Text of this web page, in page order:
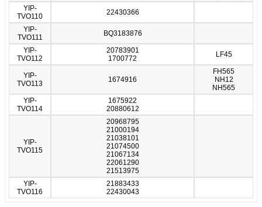
YIP-
TVO110
22430366
YIP-
TVO111
BQ3183876
YIP-
TVO112
20783901
1700772
LF45
YIP-
TVO113
1674916
FH565
NH12
NH565
YIP-
TVO114
1675922
20880612
YIP-
TVO115
20968795
21000194
21038101
21074500
21067134
22061290
21513975
YIP-
TVO116
21883433
22430043